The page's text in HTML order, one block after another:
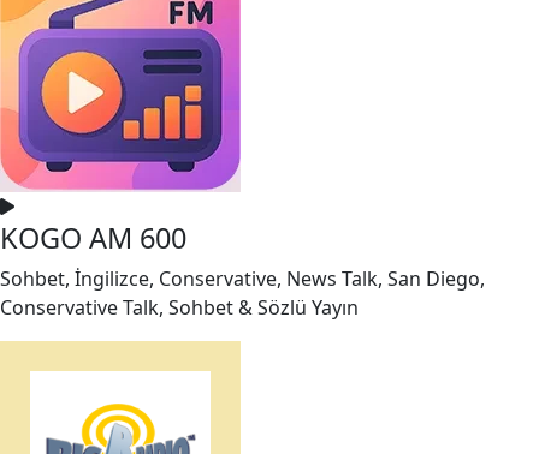
KOGO AM 600
Sohbet, İngilizce, Conservative, News Talk, San Diego,
Conservative Talk, Sohbet & Sözlü Yayın